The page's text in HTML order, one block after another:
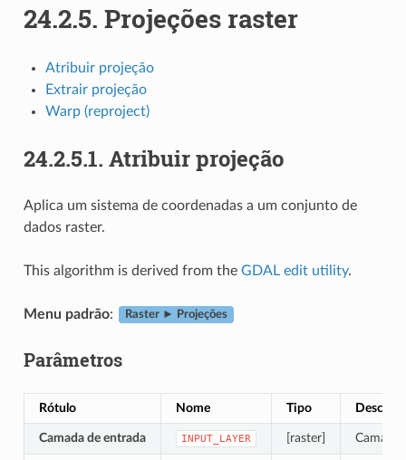
24.2.5. Projeções raster
Atribuir projeção
Extrair projeção
Warp (reproject)
24.2.5.1. Atribuir projeção
Aplica um sistema de coordenadas a um conjunto de
dados raster.
This algorithm is derived from the GDAL edit utility.
Menu padrão: Raster ► Projeções
Parâmetros
Rótulo Nome Tipo
Camada de entrada INPUT_LAYER [raster] Camada